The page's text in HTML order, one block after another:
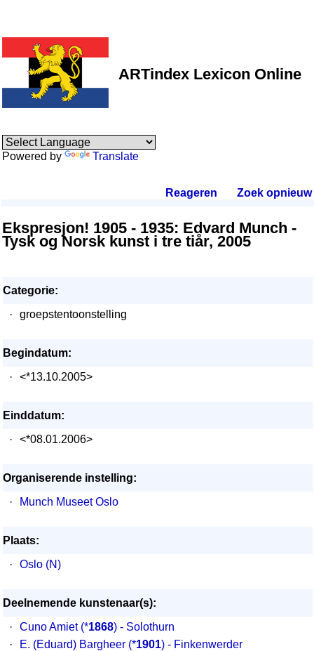
ARTindex Lexicon Online
Powered by Translate
Reageren Zoek opnieuw.
Ekspresjon! 1905 - 1935: Edvard Munch -
Tysk og Norsk kunst i tre tiår, 2005
Categorie:
·
groepstentoonstelling
Begindatum:
·
<*13.10.2005>
Einddatum:
·
<*08.01.2006>
Organiserende instelling:
·
Munch Museet Oslo
Plaats:
·
Oslo (N)
Deelnemende kunstenaar(s):
·
Cuno Amiet (*1868) - Solothurn
·
E. (Eduard) Bargheer (*1901) - Finkenwerder